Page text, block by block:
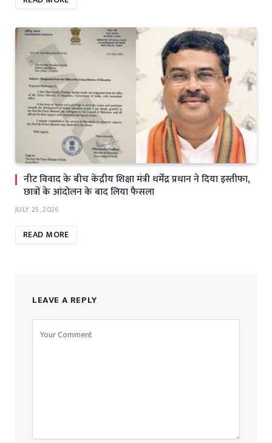
नीट विवाद के बीच केंद्रीय शिक्षा मंत्री धर्मेंद्र प्रधान ने दिया इस्तीफा,
छात्रों के आंदोलन के बाद लिया फैसला
JULY 25, 2026
READ MORE
LEAVE A REPLY